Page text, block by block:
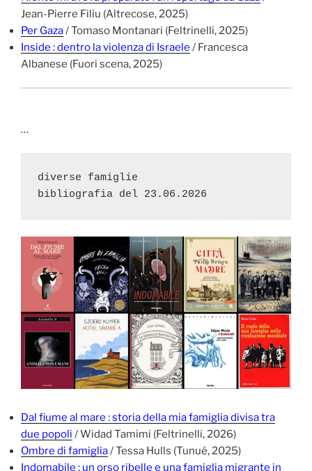
Jean-Pierre Filiu (Altrecose, 2025)
Per Gaza/ Tomaso Montanari (Feltrinelli, 2025)
Inside : dentro la violenza di Israele / Francesca
Albanese (Fuori scena, 2025)
…
diverse famiglie
Dal fiume al mare : storia della mia famiglia divisa tra
due popoli / Widad Tamimi (Feltrinelli, 2026)
Ombre di famiglia/ Tessa Hulls (Tunué, 2025)
Indomabile : un orso ribelle e una famiglia migrante in